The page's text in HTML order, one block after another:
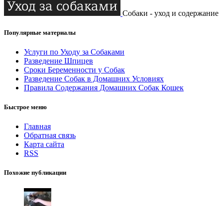
Собаки - уход и содержание
Популярные материалы
Услуги по Уходу за Собаками
Разведение Шпицев
Сроки Беременности у Собак
Разведение Собак в Домашних Условиях
Правила Содержания Домашних Собак Кошек
Быстрое меню
Главная
Обратная связь
Карта сайта
RSS
Похожие публикации